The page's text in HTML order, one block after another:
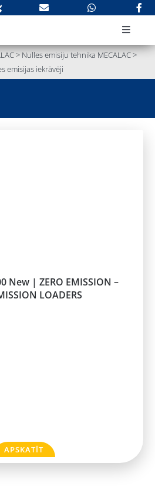
Toggle
PAR
> Nulles emisiju tehnika MECALAC>
emisijas iekrāvēji
New | ZERO EMISSION –
LOADERS
APSKATĪT